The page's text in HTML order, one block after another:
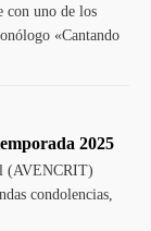
con uno de los
«Cantando
2025
(AVENCRIT)
condolencias,